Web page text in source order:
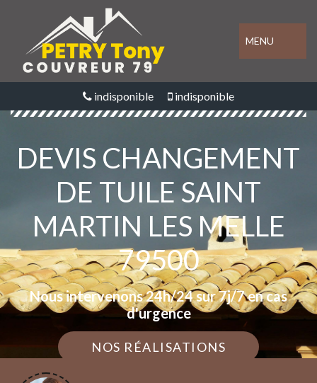
MENU
indisponible indisponible
DEVIS CHANGEMENT
DE TUILE SAINT
MARTIN LES MELLE
79500
Nous intervenons 24h/24 sur 7j/7 en cas
d'urgence
NOS RÉALISATIONS